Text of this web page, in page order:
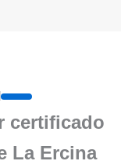
certificado
La Ercina